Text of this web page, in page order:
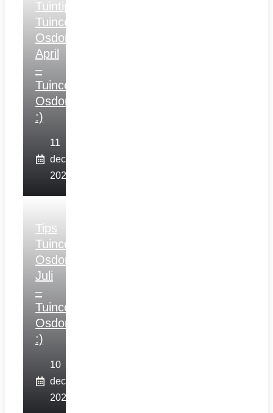
Tuintips
Tuincentrum
Osdorp
April
–
Tuincentrum
Osdorp
:)
11
december
2025
Tips
Tuincentrum
Osdorp
Juli
–
Tuincentrum
Osdorp
:)
10
december
2025